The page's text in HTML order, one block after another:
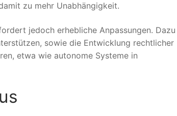
zu mehr Unabhängigkeit.
jedoch erhebliche Anpassungen. Dazu
sowie die Entwicklung rechtlicher
etwa wie autonome Systeme in